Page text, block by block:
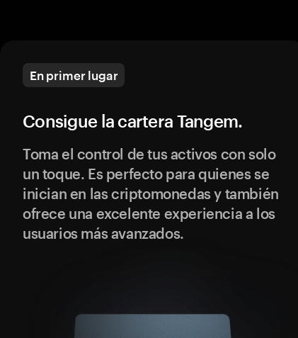
En primer lugar
Consigue la cartera Tangem.
Toma el control de tus activos con solo
un toque. Es perfecto para quienes se
inician en las criptomonedas y también
ofrece una excelente experiencia a los
usuarios más avanzados.